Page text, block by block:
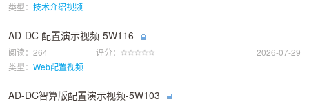
类型： 技术介绍视频
AD-DC 配置演示视频-5W116
阅读：264 评分：
2026-07-29
类型： Web配置视频
AD-DC智算版配置演示视频-5W103